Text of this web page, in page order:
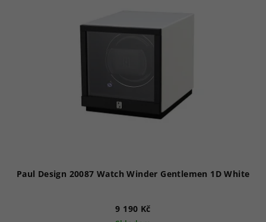
Paul Design 20087 Watch Winder Gentlemen 1D White
9 190 Kč